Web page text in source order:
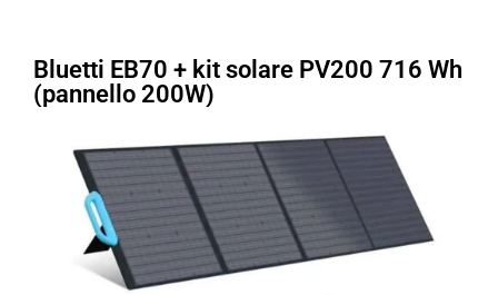
Bluetti EB70 + kit solare PV200 716 Wh
(pannello 200W)